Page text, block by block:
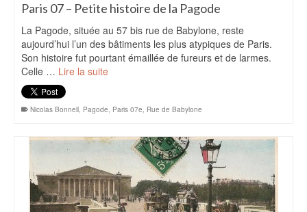
Paris 07 – Petite histoire de la Pagode
La Pagode, située au 57 bis rue de Babylone, reste
aujourd’hui l’un des bâtiments les plus atypiques de Paris.
Son histoire fut pourtant émaillée de fureurs et de larmes.
Celle … Lire la suite
Nicolas Bonnell, Pagode, Paris 07e, Rue de Babylone